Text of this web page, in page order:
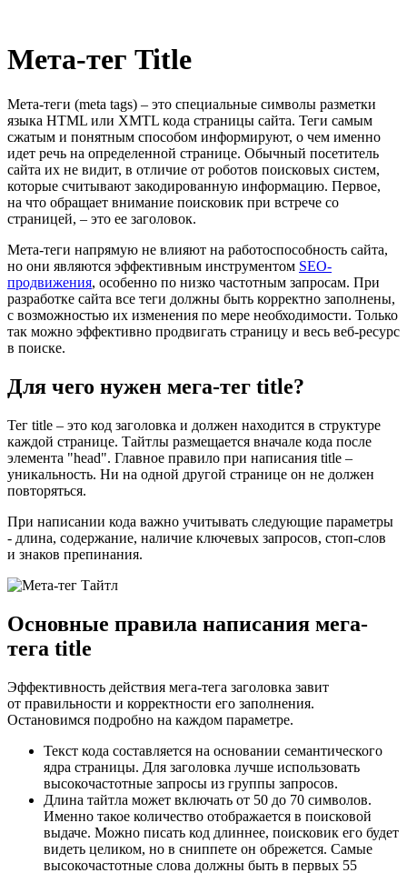
Мета-тег Title
Мета-теги (meta tags) – это специальные символы разметки
языка HTML или XMTL кода страницы сайта. Теги самым
сжатым и понятным способом информируют, о чем именно
идет речь на определенной странице. Обычный посетитель
сайта их не видит, в отличие от роботов поисковых систем,
которые считывают закодированную информацию. Первое,
на что обращает внимание поисковик при встрече со
страницей, – это ее заголовок.
Мета-теги напрямую не влияют на работоспособность сайта,
но они являются эффективным инструментом SEO-
продвижения, особенно по низко частотным запросам. При
разработке сайта все теги должны быть корректно заполнены,
с возможностью их изменения по мере необходимости. Только
так можно эффективно продвигать страницу и весь веб-ресурс
в поиске.
Для чего нужен мега-тег title?
Тег title – это код заголовка и должен находится в структуре
каждой странице. Тайтлы размещается вначале кода после
элемента "head". Главное правило при написания title –
уникальность. Ни на одной другой странице он не должен
повторяться.
При написании кода важно учитывать следующие параметры
- длина, содержание, наличие ключевых запросов, стоп-слов
и знаков препинания.
Основные правила написания мега-
тега title
Эффективность действия мега-тега заголовка завит
от правильности и корректности его заполнения.
Остановимся подробно на каждом параметре.
Текст кода составляется на основании семантического
ядра страницы. Для заголовка лучше использовать
высокочастотные запросы из группы запросов.
Длина тайтла может включать от 50 до 70 символов.
Именно такое количество отображается в поисковой
выдаче. Можно писать код длиннее, поисковик его будет
видеть целиком, но в сниппете он обрежется. Самые
высокочастотные слова должны быть в первых 55